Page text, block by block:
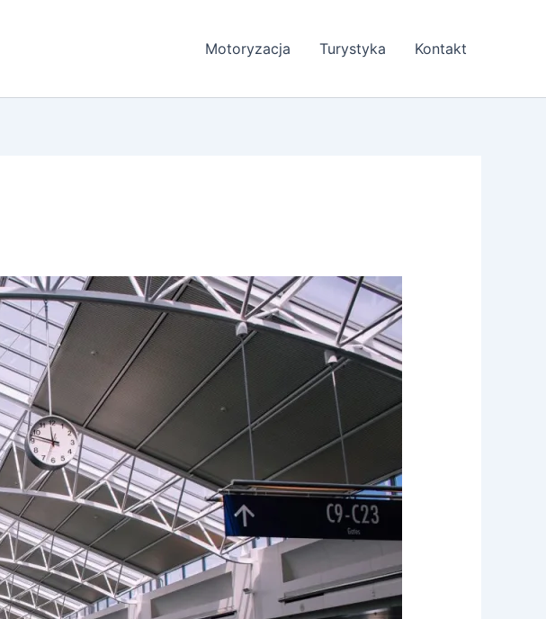
Motoryzacja Turystyka Kontakt